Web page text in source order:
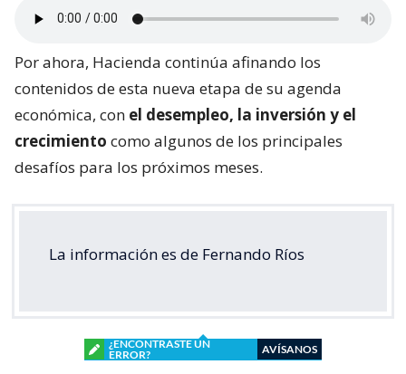
Por ahora, Hacienda continúa afinando los
contenidos de esta nueva etapa de su agenda
económica, con el desempleo, la inversión y el
crecimiento como algunos de los principales
desafíos para los próximos meses.
La información es de Fernando Ríos
¿ENCONTRASTE UN
ERROR?
AVÍSANOS